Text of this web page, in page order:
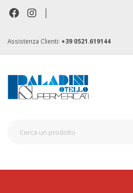
|
Assistenza Clienti: +39 0521.619144